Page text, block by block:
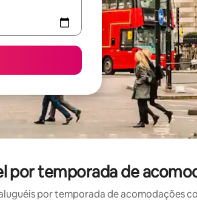
por temporada de
por temporada de acomodações